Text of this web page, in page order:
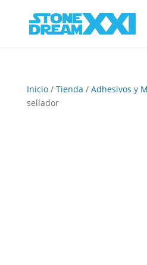
Inicio/ Tienda / Adhesivos y
sellador